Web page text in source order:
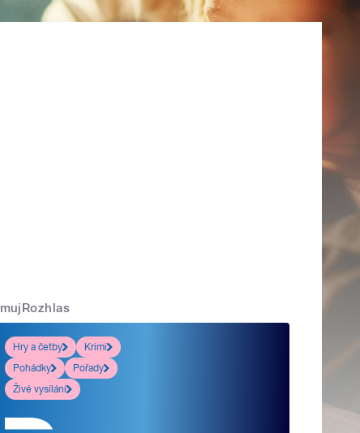
mujRozhlas
Hry a četby
Krimi
Pohádky
Pořady
Živé vysílání